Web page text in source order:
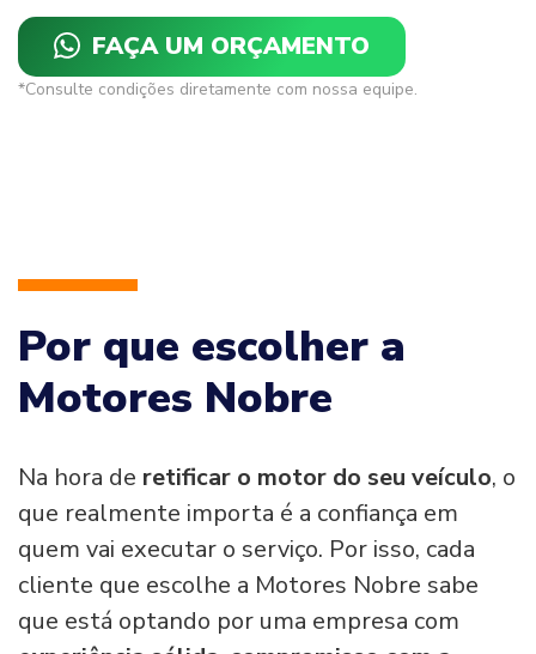
FAÇA UM ORÇAMENTO
*Consulte condições diretamente com nossa equipe.
Por que escolher a
Motores Nobre
Na hora de retificar o motor do seu veículo, o
que realmente importa é a confiança em
quem vai executar o serviço. Por isso, cada
cliente que escolhe a Motores Nobre sabe
que está optando por uma empresa com